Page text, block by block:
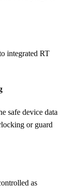
integrated RT
safe device data
or guard
as